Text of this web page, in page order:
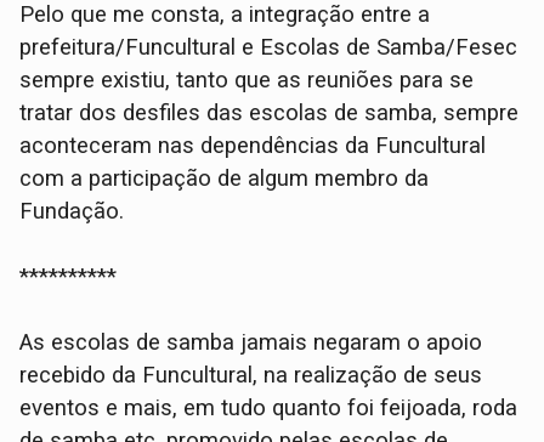
Pelo que me consta, a integração entre a
prefeitura/Funcultural e Escolas de Samba/Fesec
sempre existiu, tanto que as reuniões para se
tratar dos desfiles das escolas de samba, sempre
aconteceram nas dependências da Funcultural
com a participação de algum membro da
Fundação.
**********
As escolas de samba jamais negaram o apoio
recebido da Funcultural, na realização de seus
eventos e mais, em tudo quanto foi feijoada, roda